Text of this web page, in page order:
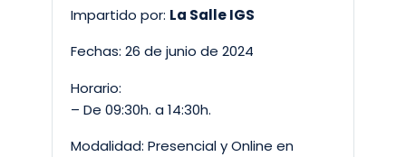
Impartido por: La Salle IGS
Fechas: 26 de junio de 2024
Horario:
– De 09:30h. a 14:30h.
Modalidad: Presencial y Online en